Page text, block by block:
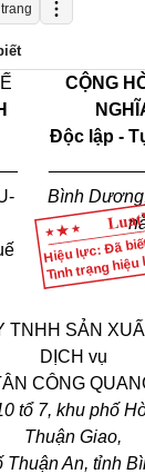
Hiệu lực: Đã
Tình trạng
CỘNG
Độc lập -
Bình Dương
TNHH SẢN
DỊCH vụ
CÔNG
tổ 7, khu phố
Thuận Giao,
Thuận An, tỉnh